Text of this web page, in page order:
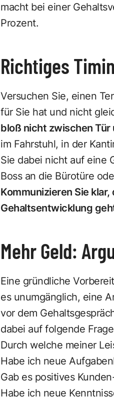
macht bei einer
Prozent.
Richtiges
Versuchen Sie, einen
für Sie hat und nicht
bloß nicht zwischen Tür
im Fahrstuhl, in der
Sie dabei nicht auf eine
Boss an die Bürotüre
Kommunizieren Sie
Gehaltsentwicklung
Mehr Geld:
Eine gründliche
es unumgänglich, eine
vor dem
dabei auf folgende
Durch welche meiner
Habe ich neue
Gab es positives
Habe ich neue